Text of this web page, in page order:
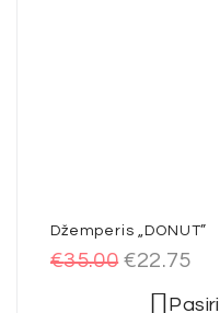
Džemperis „DONUT”
€35.00 €22.75